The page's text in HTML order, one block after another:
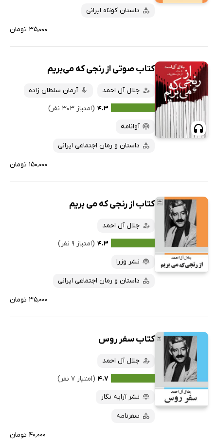
داستان کوتاه ایرانی
۳۵,۰۰۰ تومان
کتاب صوتی از رنجی که می‌بریم
جلال آل احمد
آرمان سلطان زاده
۴.۳ (امتیاز ۳۰۳ نفر)
آوانامه
داستان و رمان اجتماعی ایرانی
۱۵۰,۰۰۰ تومان
کتاب از رنجی که می بریم
جلال آل احمد
۴.۳ (امتیاز ۹ نفر)
نشر وزرا
داستان و رمان اجتماعی ایرانی
۳۵,۰۰۰ تومان
کتاب سفر روس
جلال آل احمد
۴.۷ (امتیاز ۷ نفر)
نشر آرایه نگار
سفرنامه
۴۰,۰۰۰ تومان